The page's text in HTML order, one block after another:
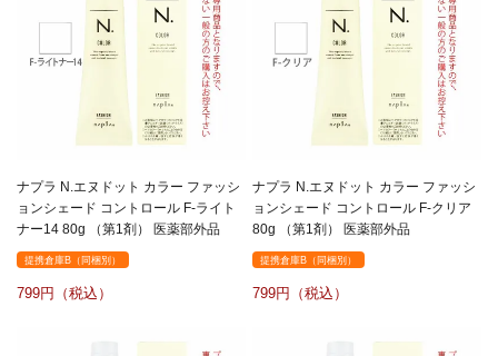
ナプラ N.エヌドット カラー ファッシ
ョンシェード コントロール F-ライト
ナー14 80g （第1剤） 医薬部外品
提携倉庫B（同梱別）
799
ナプラ N.エヌドット カラー ファッシ
ョンシェード コントロール F-クリア
80g （第1剤） 医薬部外品
提携倉庫B（同梱別）
799